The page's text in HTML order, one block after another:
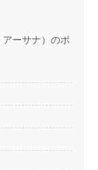
ーサナ）のポ